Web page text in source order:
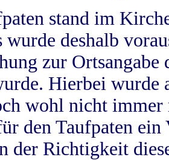
stand im
deshalb
zur
Hierbei wurde
wohl nicht
den Taufpaten
der Richtigkeit